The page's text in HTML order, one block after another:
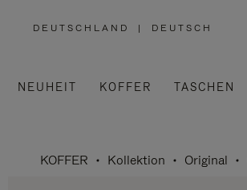
DEUTSCHLAND
,
AUS
| DEUTSCH
NEUHEIT KOFFER TASCHEN
KOFFER Kollektion Original